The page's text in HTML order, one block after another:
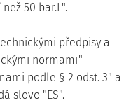
50 bar.L".
předpisy a
normami"
podle § 2 odst. 3" a
slovo "ES".